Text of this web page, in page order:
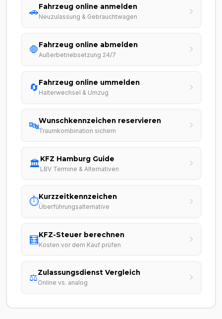
🚗Fahrzeug online anmelden
Neuzulassung & Gebrauchtwagen
🛑Fahrzeug online abmelden
Außerbetriebsetzung 24/7
🔄Fahrzeug online ummelden
Halterwechsel & Umzug
🔤Wunschkennzeichen reservieren
Traumkombination sichern
🏛️KFZ Hamburg Guide
LBV Termine & Alternativen
⏱️Kurzzeitkennzeichen
Überführungsalternative
🧮KFZ-Steuer berechnen
Kosten vor dem Kauf prüfen
⚖️Zulassungsdienst Vergleich
Online vs. analog